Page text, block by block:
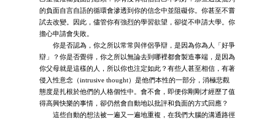
的負面自言自語的循環會滲透到你的信念中並阻礙你。你甚至不嘗
試去改變。因此，儘管你有強烈的學習欲望，卻從不申請大學。你
擔心申請會失敗。
你是否認為，你之所以常常與伴侶爭辯，是因為你為人「好爭
辯」？你是否覺得，你之所以無論去到哪裡都會製造事端，是因為
你父母就是這樣的人，所以你也注定如此？有些人甚至相信，有著
侵入性意念（intrusive thought）是他們本性的一部分，消極悲觀
態度是扎根於他們的人格個性中。會不會，即便你剛剛才經歷了值
得高興快樂的事情，卻仍然會自動地以批評和負面的方式回應？
這些自動的想法被一遍又一遍地重複，在我們大腦的溝通路徑